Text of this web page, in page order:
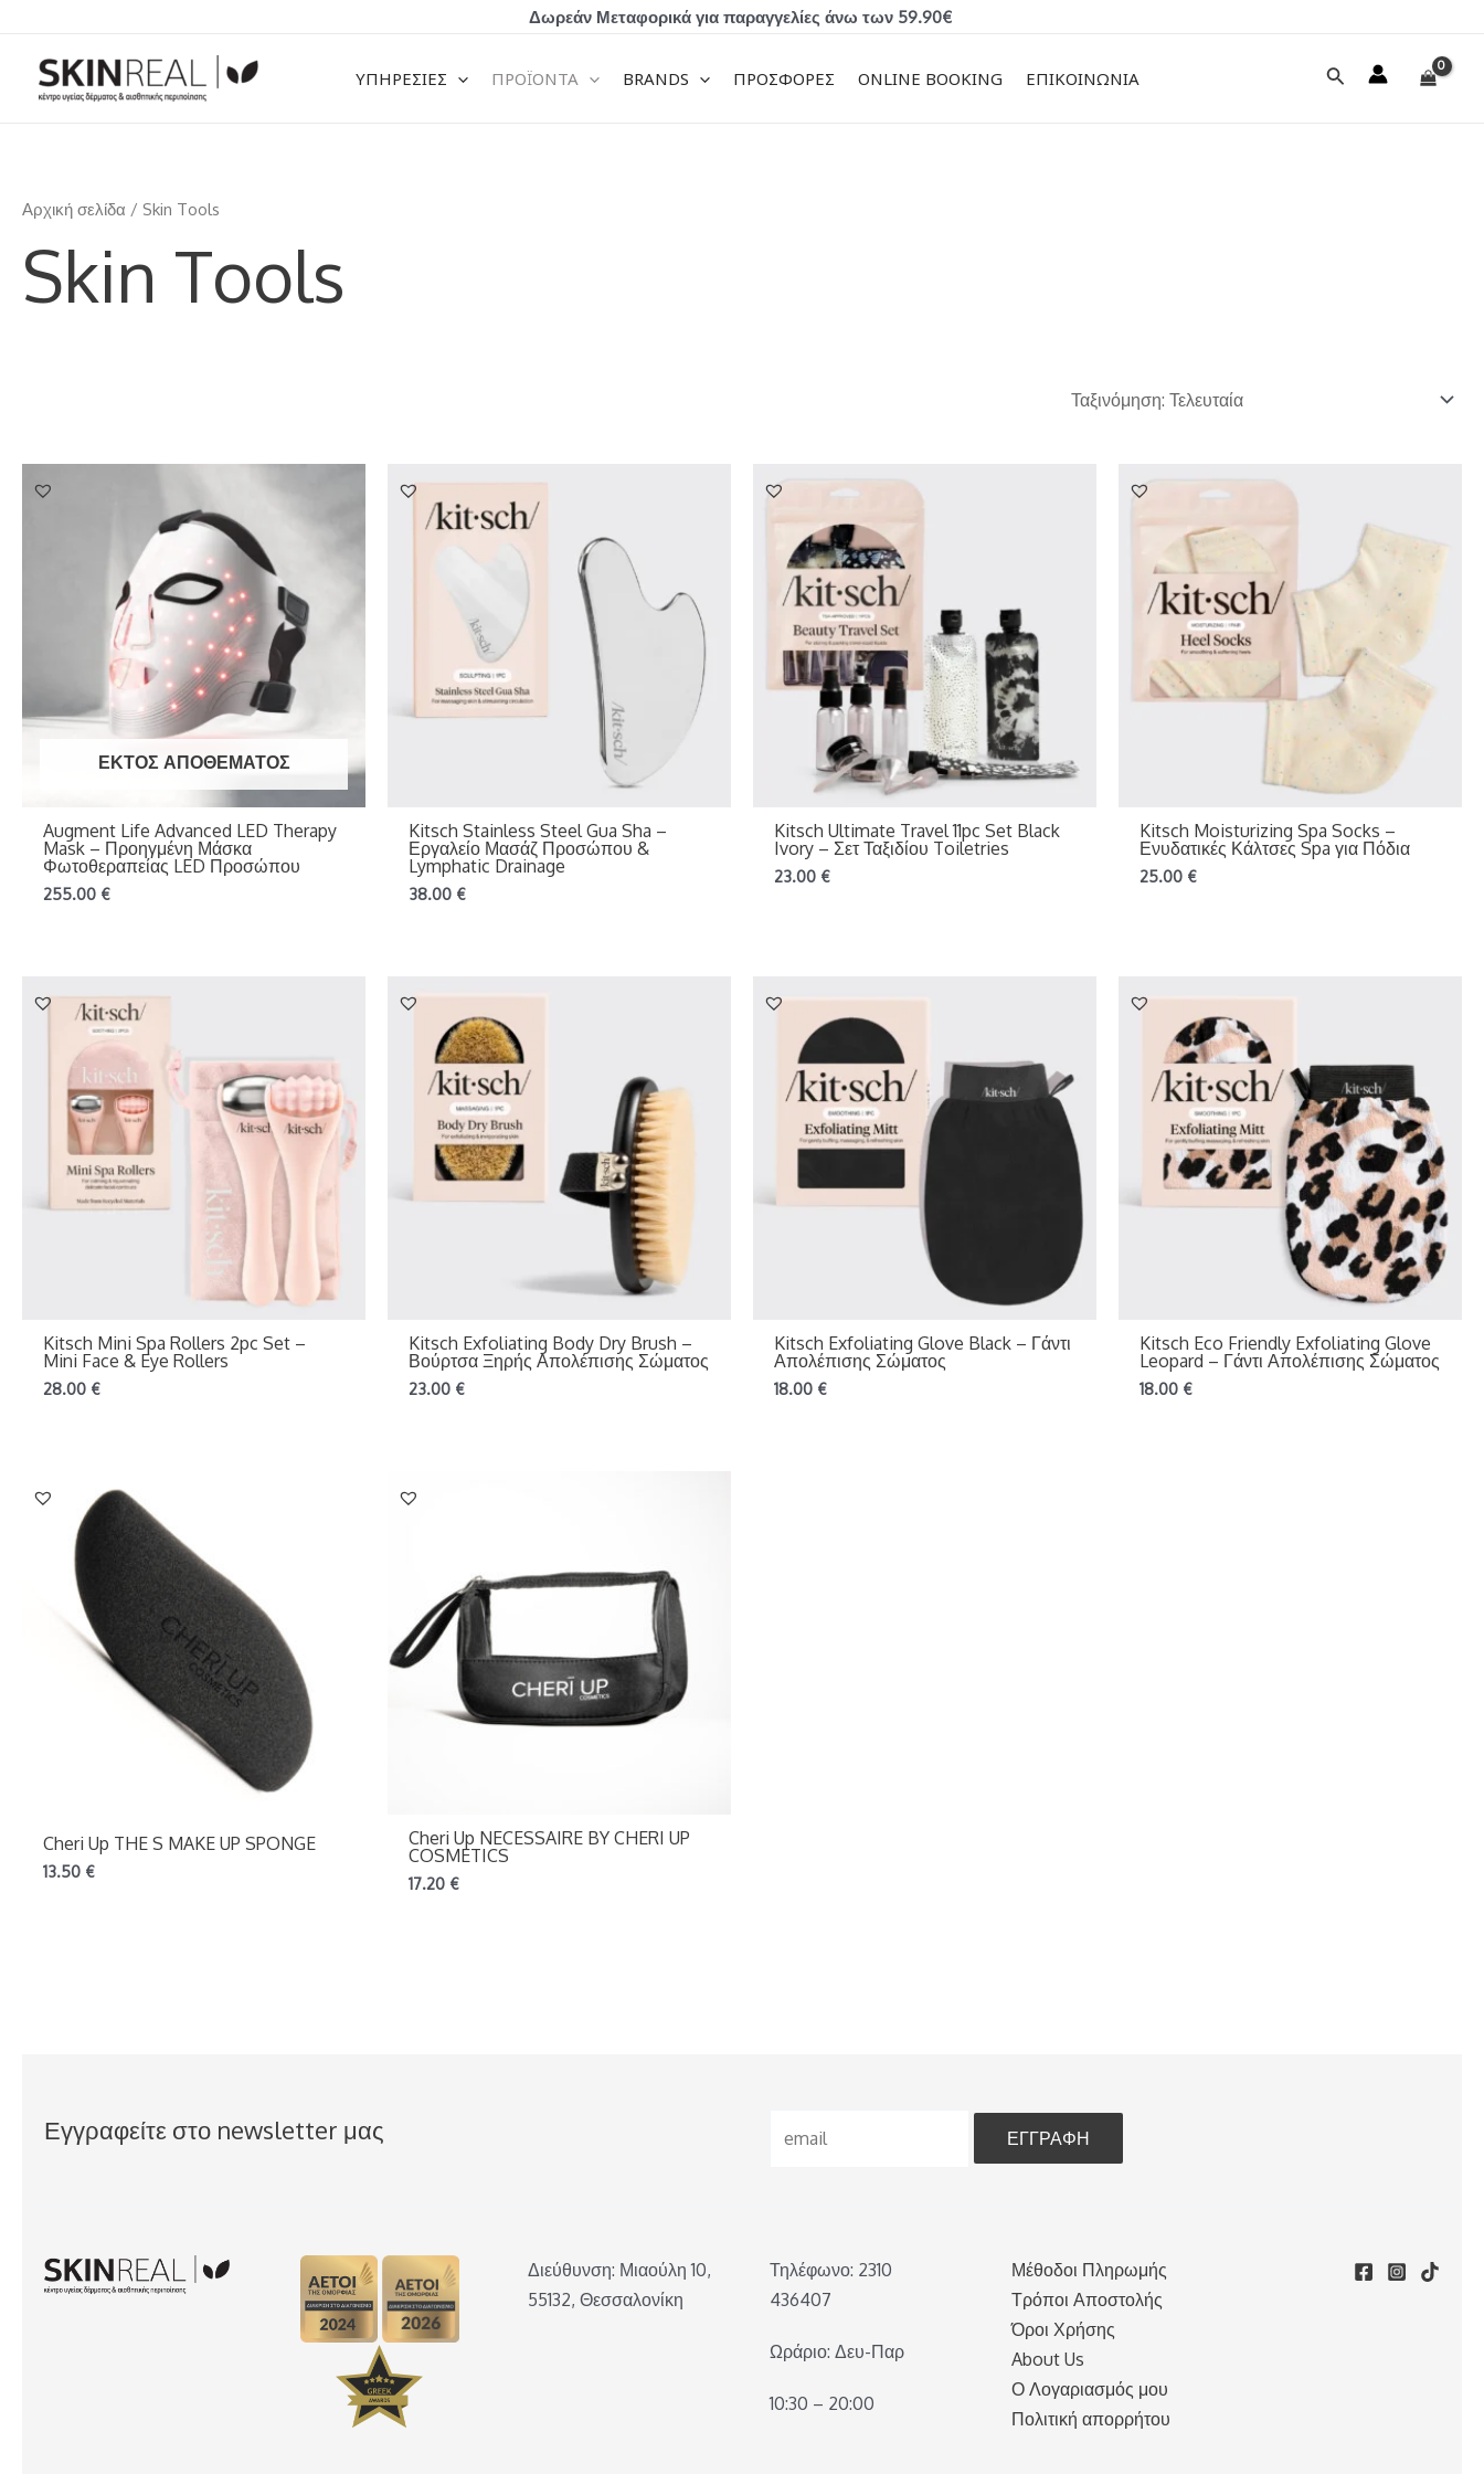
περιεχόμενο
Δωρεάν Μεταφορικά για παραγγελίες άνω των 59.90€
ΥΠΗΡΕΣΙΕΣ ΠΡΟΪΟΝΤΑ BRANDS ΠΡΟΣΦΟΡΕΣ ONLINE BOOKING ΕΠΙΚΟΙΝΩΝΙΑ Αναζήτηση
Αρχική σελίδα / Skin Tools
Skin Tools
ΕΚΤΌΣ ΑΠΟΘΈΜΑΤΟΣ
Augment Life Advanced LED Therapy
Mask – Προηγμένη Μάσκα
Φωτοθεραπείας LED Προσώπου
255.00 €
Kitsch Stainless Steel Gua Sha –
Εργαλείο Μασάζ Προσώπου &
Lymphatic Drainage
38.00 €
Kitsch Ultimate Travel 11pc Set Black
Ivory – Σετ Ταξιδίου Toiletries
23.00 €
Kitsch Moisturizing Spa Socks –
Ενυδατικές Κάλτσες Spa για Πόδια
25.00 €
Kitsch Mini Spa Rollers 2pc Set –
Mini Face & Eye Rollers
28.00 €
Kitsch Exfoliating Body Dry Brush –
Βούρτσα Ξηρής Απολέπισης Σώματος
23.00 €
Kitsch Exfoliating Glove Black – Γάντι
Απολέπισης Σώματος
18.00 €
Kitsch Eco Friendly Exfoliating Glove
Leopard – Γάντι Απολέπισης Σώματος
18.00 €
Cheri Up THE S MAKE UP SPONGE
13.50 €
Cheri Up NECESSAIRE BY CHERI UP
COSMETICS
17.20 €
Εγγραφείτε στο newsletter μας
Διεύθυνση: Μιαούλη 10,
55132, Θεσσαλονίκη
Τηλέφωνο: 2310
436407
Ωράριο: Δευ-Παρ
10:30 – 20:00
Μέθοδοι Πληρωμής
Τρόποι Αποστολής
Όροι Χρήσης
About Us
Ο Λογαριασμός μου
Πολιτική απορρήτου